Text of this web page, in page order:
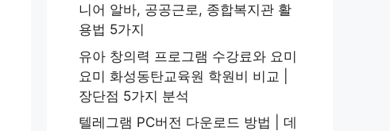
니어 알바, 공공근로, 종합복지관 활
용법 5가지
유아 창의력 프로그램 수강료와 요미
요미 화성동탄교육원 학원비 비교 |
장단점 5가지 분석
텔레그램 PC버전 다운로드 방법 | 데